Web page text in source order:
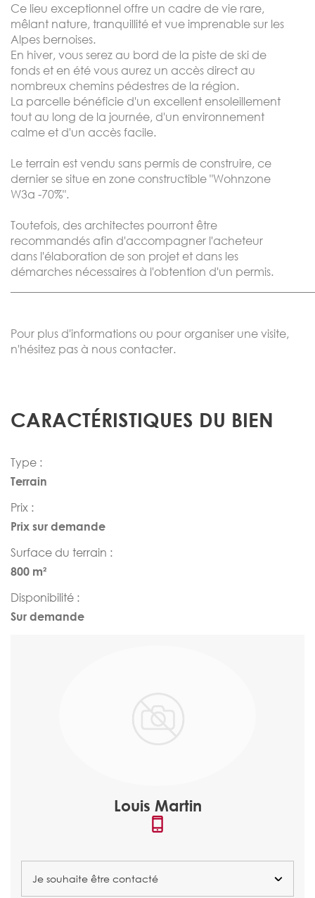
Ce lieu exceptionnel offre un cadre de vie rare,
mêlant nature, tranquillité et vue imprenable sur les
Alpes bernoises.
En hiver, vous serez au bord de la piste de ski de
fonds et en été vous aurez un accès direct au
nombreux chemins pédestres de la région.
La parcelle bénéficie d'un excellent ensoleillement
tout au long de la journée, d'un environnement
calme et d'un accès facile.
Le terrain est vendu sans permis de construire, ce
dernier se situe en zone constructible "Wohnzone
W3a -70%".
Toutefois, des architectes pourront être
recommandés afin d'accompagner l'acheteur
dans l'élaboration de son projet et dans les
démarches nécessaires à l'obtention d'un permis.
Pour plus d'informations ou pour organiser une visite,
n'hésitez pas à nous contacter.
CARACTÉRISTIQUES DU BIEN
Type :
Terrain
Prix :
Prix sur demande
Surface du terrain :
800 m²
Disponibilité :
Sur demande
Louis Martin